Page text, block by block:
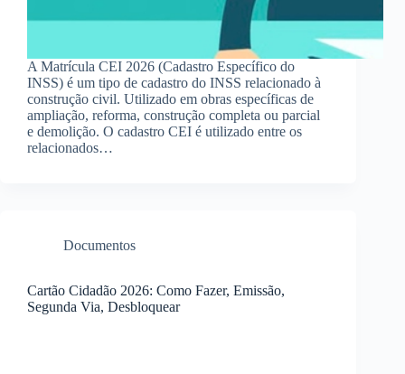
A Matrícula CEI 2026 (Cadastro Específico do
INSS) é um tipo de cadastro do INSS relacionado à
construção civil. Utilizado em obras específicas de
ampliação, reforma, construção completa ou parcial
e demolição. O cadastro CEI é utilizado entre os
relacionados…
Documentos
Cartão Cidadão 2026: Como Fazer, Emissão,
Segunda Via, Desbloquear